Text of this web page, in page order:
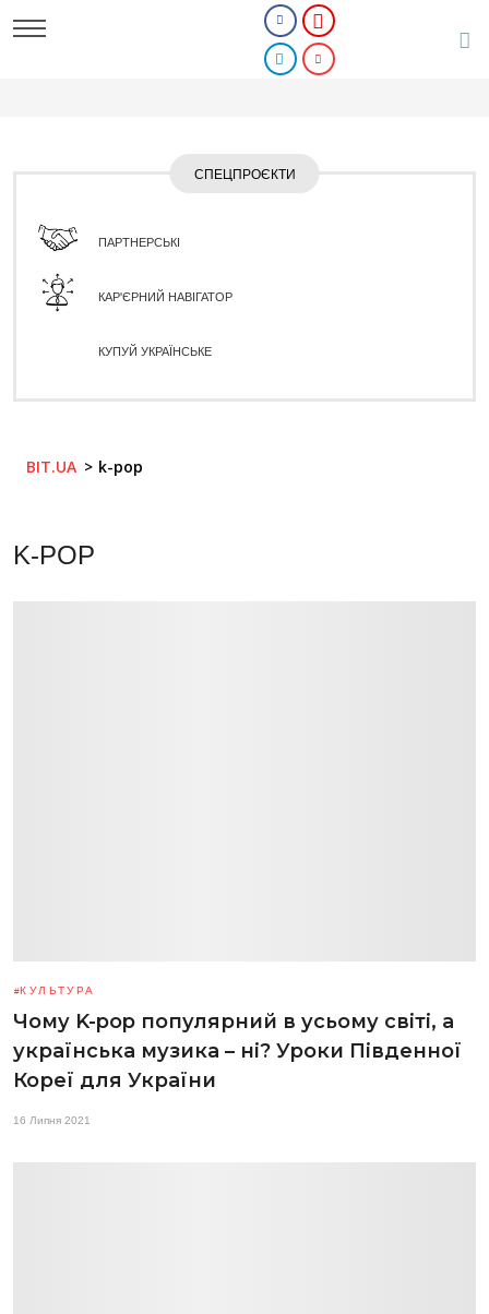
СПЕЦПРОЄКТИ
ПАРТНЕРСЬКІ
КАР'ЄРНИЙ НАВІГАТОР
КУПУЙ УКРАЇНСЬКЕ
BIT.UA k-pop
K-POP
КУЛЬТУРА
Чому K-pop популярний в усьому світі, а
українська музика – ні? Уроки Південної
Кореї для України
16 Липня 2021